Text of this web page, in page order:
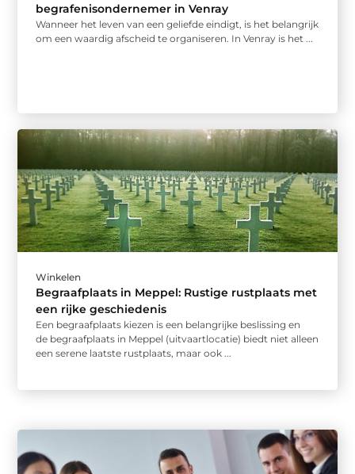
begrafenisondernemer in Venray
Wanneer het leven van een geliefde eindigt, is het belangrijk
om een waardig afscheid te organiseren. In Venray is het ...
Winkelen
Begraafplaats in Meppel: Rustige rustplaats met
een rijke geschiedenis
Een begraafplaats kiezen is een belangrijke beslissing en
de begraafplaats in Meppel (uitvaartlocatie) biedt niet alleen
een serene laatste rustplaats, maar ook ...